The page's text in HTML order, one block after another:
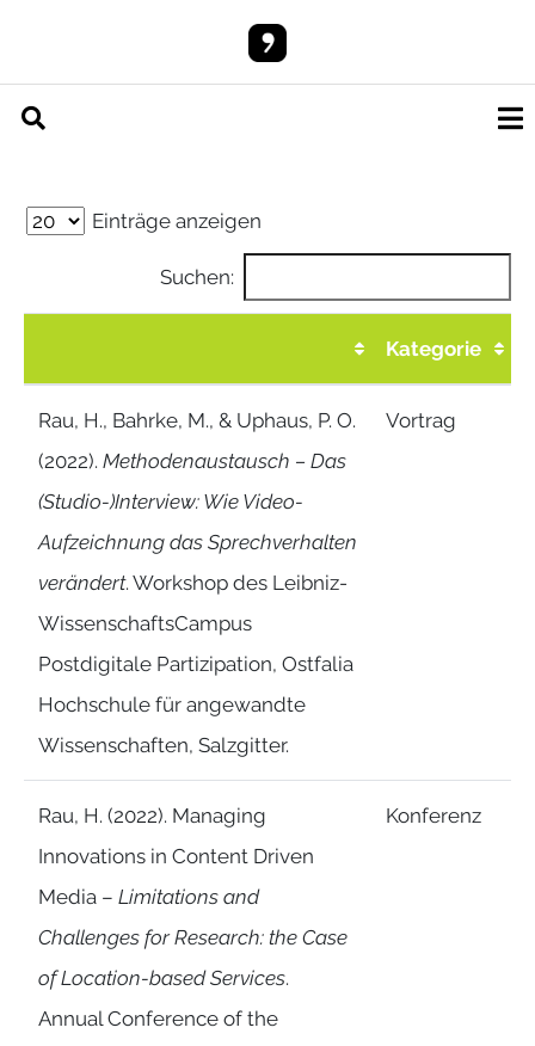
Einträge anzeigen
Suchen:
Kategorie
Rau, H., Bahrke, M., & Uphaus, P. O.
(2022). Methodenaustausch – Das
(Studio-)Interview: Wie Video-
Aufzeichnung das Sprechverhalten
verändert. Workshop des Leibniz-
WissenschaftsCampus
Postdigitale Partizipation, Ostfalia
Hochschule für angewandte
Wissenschaften, Salzgitter.
Vortrag
Rau, H. (2022). Managing
Innovations in Content Driven
Media – Limitations and
Challenges for Research: the Case
of Location-based Services.
Annual Conference of the
Konferenz